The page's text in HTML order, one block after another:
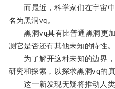
而最近，科学家们在宇宙中
名为黑洞vq。
黑洞vq具有比普通黑洞更加
测它是否还有其他未知的特性。
为了解开这种未知的边界，
研究和探索，以探求黑洞vq的真
这一新发现无疑将推动人类